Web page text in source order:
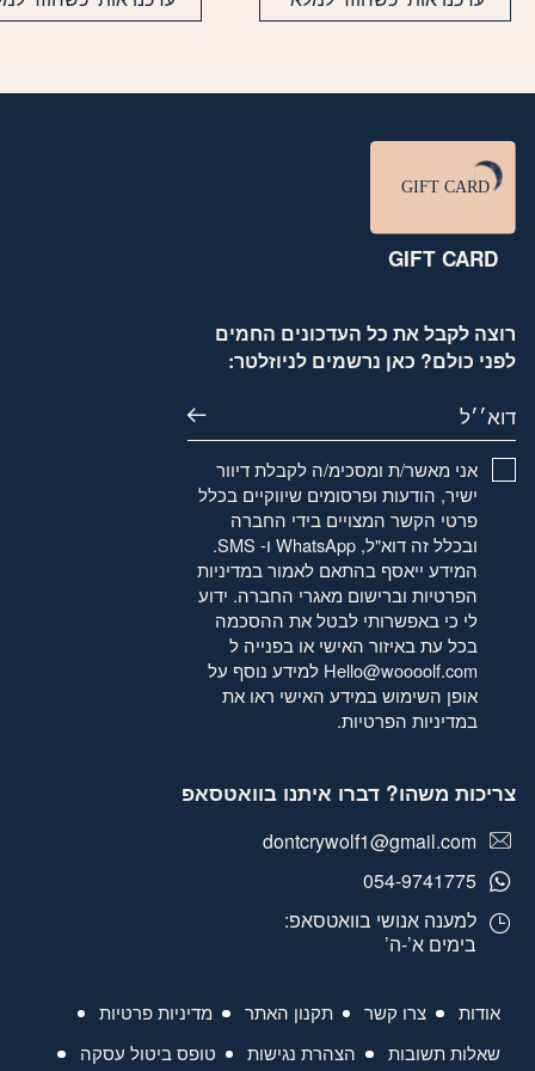
רוצה לקבל את כל העדכונים החמים
לפני כולם? כאן נרשמים לניוזלטר:
דוא׳׳ל
אני מאשר/ת ומסכימ/ה לקבלת דיוור
ישיר, הודעות ופרסומים שיווקיים בכלל
פרטי הקשר המצויים בידי החברה
ובכלל זה דוא"ל, WhatsApp ו- SMS.
המידע ייאסף בהתאם לאמורבמדיניות
הפרטיותוברישום מאגרי החברה. ידוע
לי כי באפשרותי לבטל את ההסכמה
בכל עת באיזור האישי או בפנייה ל
Hello@woooolf.com למידע נוסף על
אופן השימוש במידע האישי ראו את
במדיניות הפרטיות.
אודות צרו קשר תקנון האתר
מדיניות פרטיות
שאלות תשובות
הצהרת נגישות טופס ביטול עסקה
צריכות משהו? דברו איתנו בוואטסאפ
dontcrywolf1@gmail.com
054-9741775
למענה אנושי בוואטסאפ:
בימים א’-ה’
GIFT CARD